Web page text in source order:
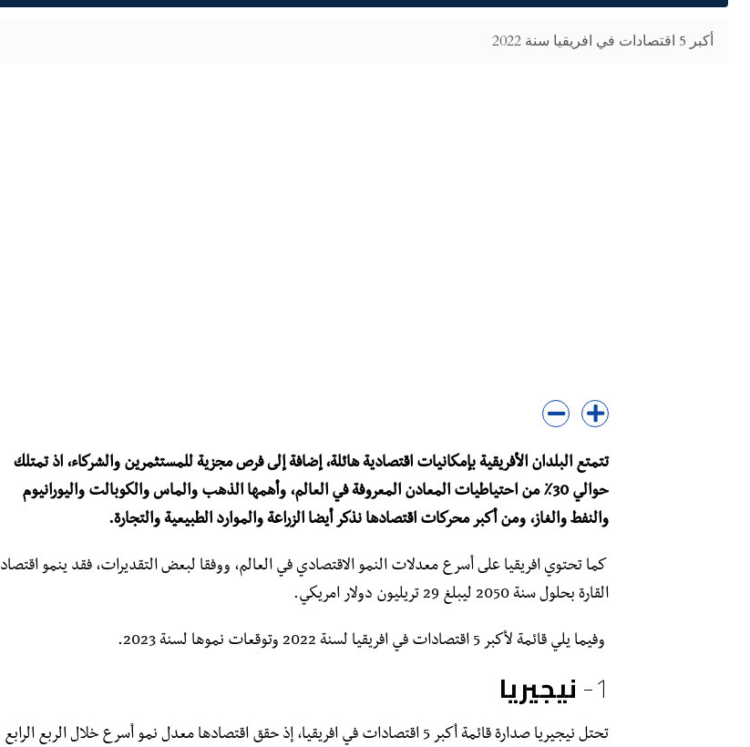
أكبر 5 اقتصادات في افريقيا سنة 2022
تتمتع البلدان الأفريقية بإمكانيات اقتصادية هائلة، إضافة إلى فرص مجزية للمستثمرين والشركاء، اذ تمتلك
حوالي 30٪ من احتياطيات المعادن المعروفة في العالم، وأهمها الذهب والماس والكوبالت واليورانيوم
والنفط والغاز، ومن أكبر محركات اقتصادها نذكر أيضا الزراعة والموارد الطبيعية والتجارة.
كما تحتوي افريقيا على أسرع معدلات النمو الاقتصادي في العالم، ووفقا لبعض التقديرات، فقد ينمو اقتصاد
القارة بحلول سنة 2050 ليبلغ 29 تريليون دولار امريكي.
وفيما يلي قائمة لأكبر 5 اقتصادات في افريقيا لسنة 2022 وتوقعات نموها لسنة 2023.
1- نيجيريا
تحتل نيجيريا صدارة قائمة أكبر 5 اقتصادات في افريقيا، إذ حقق اقتصادها معدل نمو أسرع خلال الربع الرابع